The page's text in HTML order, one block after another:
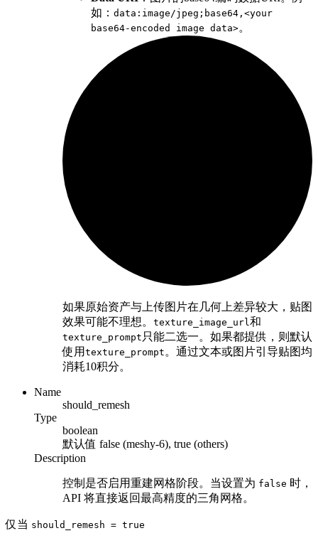
如： data:image/jpeg;base64,<your
base64-encoded image data>。
如果原始资产与上传图片在几何上差异较大，贴图
效果可能不理想。 texture_image_url和
texture_prompt 只能二选一。如果都提供，则默认
使用 texture_prompt 。通过文本或图片引导贴图均
消耗10积分。
Name
should_remesh
Type
boolean
默认值 false (meshy-6), true (others)
Description
控制是否启用重建网格阶段。当设置为 false 时，
API 将直接返回最高精度的三角网格。
仅当 should_remesh = true